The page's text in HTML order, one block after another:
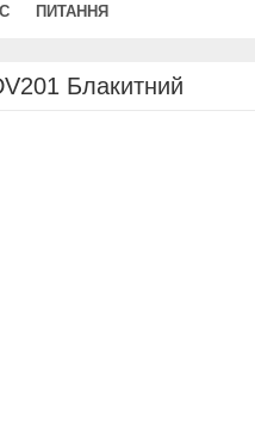
ПИТАННЯ
Блакитний